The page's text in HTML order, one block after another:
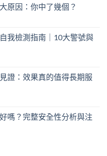
原因：你中了幾個？
我檢測指南｜10大警號與
證：效果真的值得長期服
嗎？完整安全性分析與注